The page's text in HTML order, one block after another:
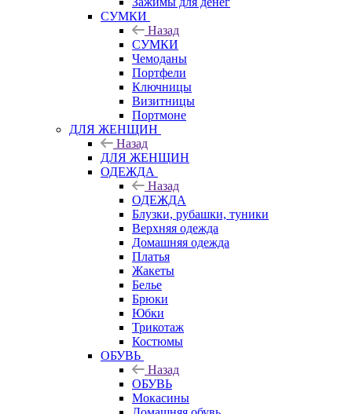
СУМКИ
Назад
СУМКИ
Чемоданы
Портфели
Ключницы
Визитницы
Портмоне
ДЛЯ ЖЕНЩИН
Назад
ДЛЯ ЖЕНЩИН
ОДЕЖДА
Назад
ОДЕЖДА
Блузки, рубашки, туники
Верхняя одежда
Домашняя одежда
Платья
Жакеты
Белье
Брюки
Юбки
Трикотаж
Костюмы
ОБУВЬ
Назад
ОБУВЬ
Мокасины